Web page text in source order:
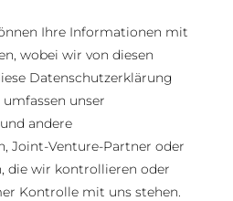
Ihre Informationen mit
wobei wir von diesen
Datenschutzerklärung
unser
andere
Joint-Venture-Partner oder
die wir kontrollieren oder
Kontrolle mit uns stehen.